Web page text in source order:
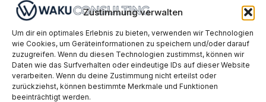
Zustimmung verwalten
Um dir ein optimales Erlebnis zu bieten, verwenden wir Technologien
wie Cookies, um Geräteinformationen zu speichern und/oder darauf
zuzugreifen. Wenn du diesen Technologien zustimmst, können wir
Daten wie das Surfverhalten oder eindeutige IDs auf dieser Website
verarbeiten. Wenn du deine Zustimmung nicht erteilst oder
zurückziehst, können bestimmte Merkmale und Funktionen
beeinträchtigt werden.
stärken.
Leitbild entdecken